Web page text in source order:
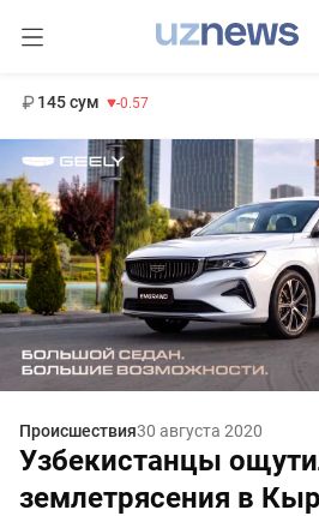
145 сум -0.57
Происшествия30 августа 2020
Узбекистанцы
землетрясения в